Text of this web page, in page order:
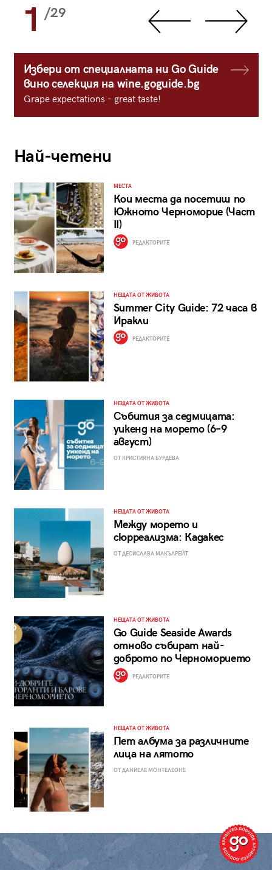
1 /29
Избери от специалната ни Go Guide
вино селекция на wine.goguide.bg
Grape expectations - great taste!
Най-четени
МЕСТА
Кои места да посетиш по
Южното Черноморие (Част
II)
РЕДАКТОРИТЕ
НЕЩАТА ОТ ЖИВОТА
Summer City Guide: 72 часа в
Иракли
РЕДАКТОРИТЕ
НЕЩАТА ОТ ЖИВОТА
Събития за седмицата:
уикенд на морето (6–9
август)
ОТ КРИСТИЯНА БУРДЕВА
НЕЩАТА ОТ ЖИВОТА
Между морето и
сюрреализма: Кадакес
ОТ ДЕСИСЛАВА МАКЪЛРЕЙТ
НЕЩАТА ОТ ЖИВОТА
Go Guide Seaside Awards
отново събират най-
доброто по Черноморието
РЕДАКТОРИТЕ
НЕЩАТА ОТ ЖИВОТА
Пет албума за различните
лица на лятото
ОТ ДАНИЕЛЕ МОНТЕЛЕОНЕ